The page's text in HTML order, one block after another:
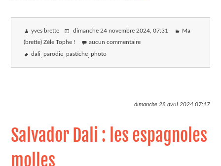
yves brette dimanche 24 novembre 2024 , 07:31 Ma
(brette) Zèle Tophe ! aucun commentaire
dali parodie pastiche photo
dimanche 28 avril 202407:17
Salvador Dali : les espagnoles
molles